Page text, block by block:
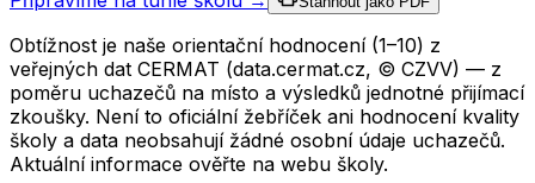
Obtížnost je naše orientační hodnocení (1–10) z
veřejných dat CERMAT (data.cermat.cz, © CZVV) — z
poměru uchazečů na místo a výsledků jednotné přijímací
zkoušky. Není to oficiální žebříček ani hodnocení kvality
školy a data neobsahují žádné osobní údaje uchazečů.
Aktuální informace ověřte na webu školy.